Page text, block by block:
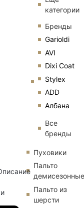
категории
Бренды
Garioldi
AVI
Dixi Coat
Stylex
ADD
Албана
Все
бренды
Пуховики
Пальто
демисезонные
Пальто из
шерсти